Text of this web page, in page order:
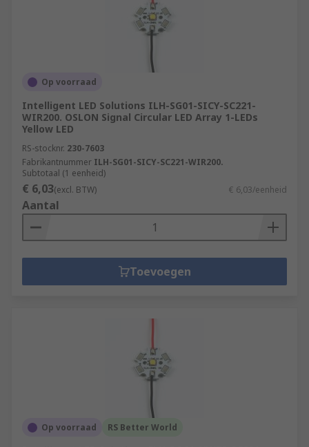
Op voorraad
Intelligent LED Solutions ILH-SG01-SICY-SC221-
WIR200. OSLON Signal Circular LED Array 1-LEDs
Yellow LED
RS-stocknr. 230-7603
Fabrikantnummer ILH-SG01-SICY-SC221-WIR200.
Subtotaal (1 eenheid)
€ 6,03(excl. BTW) € 6,03/eenheid
Aantal
Toevoegen
Op voorraad RS Better World